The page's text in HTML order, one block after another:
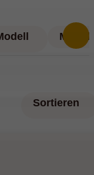
Modell
Sortieren